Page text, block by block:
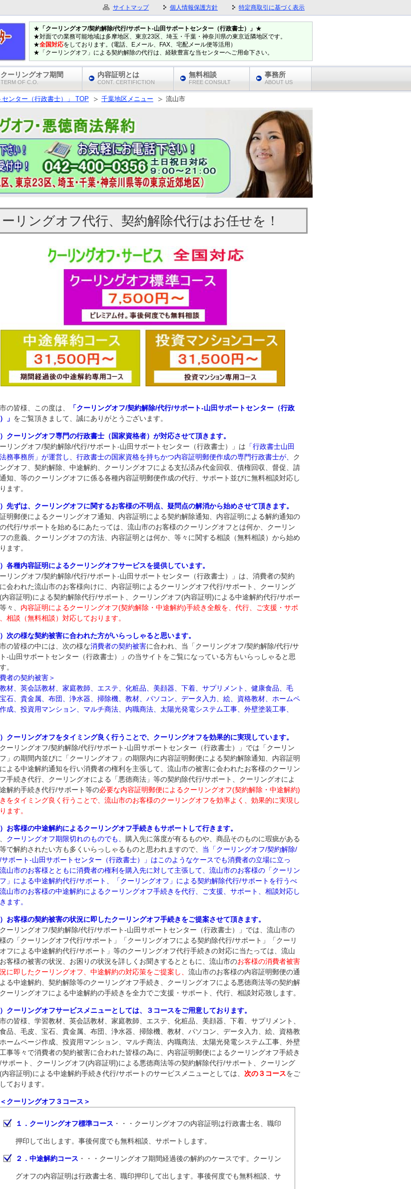
センター（行政書士）」 TOP 千葉地区メニュー 流山市
リングオフ代行、契約解除代行はお任せを！
の皆様、この度は、
「クーリングオフ/契約解除/代行/サポート‐山田サポートセンター（行政
」 をご覧頂きまして、誠にありがとうございます。
）クーリングオフ専門の行政書士（国家資格者）が対応させて頂きます。
ーリングオフ/契約解除/代行/サポート‐山田サポートセンター（行政書士）」は 「行政書士山田
務事務所」が運営し、行政書士の国家資格を持ちかつ内容証明郵便作成の専門行政書士が、 ク
グオフ、契約解除、中途解約、クーリングオフによる支払済み代金回収、債権回収、督促、請
知、等のクーリングオフに係る各種内容証明郵便作成の代行、サポート並びに無料相談対応し
ます。
）先ずは、クーリングオフに関するお客様の不明点、疑問点の解消から始めさせて頂きます。
明郵便によるクーリングオフ通知、内容証明による契約解除通知、内容証明による解約通知の
代行/サポートを始めるにあたっては、流山市のお客様のクーリングオフとは何か、クーリン
の意義、クーリングオフの方法、内容証明とは何か、等々に関する相談（無料相談）から始め
ます。
）各種内容証明によるクーリングオフサービスを提供しています。
ーリングオフ/契約解除/代行/サポート‐山田サポートセンター（行政書士）」は、消費者の契約
会われた流山市のお客様向けに、内容証明によるクーリングオフ代行/サポート、クーリング
内容証明)による契約解除代行/サポート、クーリングオフ(内容証明)による中途解約代行/サポー
々、 内容証明によるクーリングオフ(契約解除・中途解約)手続き全般を、代行、ご支援・サポ
相談（無料相談）対応しております。
）次の様な契約被害に合われた方がいらっしゃると思います。
の皆様の中には、次の様な消費者の契約被害に合われ、当「クーリングオフ/契約解除/代行/サ
‐山田サポートセンター（行政書士）」の当サイトをご覧になっている方もいらっしゃると思
。
者の契約被害＞
材、英会話教材、家庭教師、エステ、化粧品、美顔器、下着、サプリメント、健康食品、毛
石、貴金属、布団、浄水器、掃除機、教材、パソコン、データ入力、絵、資格教材、ホームペ
成、投資用マンション、マルチ商法、内職商法、太陽光発電システム工事、外壁塗装工事、
）クーリングオフをタイミング良く行うことで、クーリングオフを効果的に実現しています。
ーリングオフ/契約解除/代行/サポート‐山田サポートセンター（行政書士）」では「クーリン
」の期間内並びに「クーリングオフ」の期限内に内容証明郵便による契約解除通知、内容証明
よる中途解約通知を行い消費者の権利を主張して、流山市の被害に会われたお客様のクーリン
手続き代行、クーリングオによる「悪徳商法」等の契約除代行/サポート、クーリングオによ
解約手続き代行/サポート等の必要な内容証明郵便によるクーリングオフ(契約解除・中途解約)
をタイミング良く行うことで、流山市のお客様のクーリングオフを効率よく、効果的に実現し
ます。
）お客様の中途解約によるクーリングオフ手続きもサポートして行きます。
クーリングオフ期限切れのものでも、 購入先に落度が有るものや、商品そのものに瑕疵がある
で解約されたい方も多くいらっしゃるものと思われますので、 当「クーリングオフ/契約解除/
ポート‐山田サポートセンター（行政書士）」はこのようなケースでも消費者の立場に立っ
山市のお客様とともに消費者の権利を購入先に対して主張して、流山市のお客様の「クーリン
」による中途解約代行/サポート、「クーリングオフ」による契約解除代行/サポートを行うべ
山市のお客様の中途解約によるクーリングオフ手続きを代行、ご支援、サポート、相談対応し
ます。
）お客様の契約被害の状況に即したクーリングオフ手続きをご提案させて頂きます。
ーリングオフ/契約解除/代行/サポート‐山田サポートセンター（行政書士）」では、流山市の
の「クーリングオフ代行/サポート」「クーリングオフによる契約除代行/サポート」「クーリ
フによる中途解約代行/サポート」等のクーリングオフ代行手続きの対応に当たっては、流山
客様の被害の状況、お困りの状況を詳しくお聞きするとともに、流山市のお客様の消費者被害
に即したクーリングオフ、中途解約の対応策をご提案し、 流山市のお客様の内容証明郵便の通
る中途解約、契約解除等のクーリングオフ手続き、クーリングオフによる悪徳商法等の契約解
ーリングオフによる中途解約の手続きを全力でご支援・サポート、代行、相談対応致します。
）クーリングオフサービスメニューとしては、３コースをご用意しております。
の皆様、学習教材、英会話教材、家庭教師、エステ、化粧品、美顔器、下着、サプリメント、
品、毛皮、宝石、貴金属、布団、浄水器、掃除機、教材、パソコン、データ入力、絵、資格教
ームページ作成、投資用マンション、マルチ商法、内職商法、太陽光発電システム工事、外壁
事等々で消費者の契約被害に合われた皆様の為に、内容証明郵便によるクーリングオフ手続き
ポート、クーリングオフ(内容証明)による悪徳商法等の契約解除代行/サポート、クーリング
内容証明)による中途解約手続き代行/サポートのサービスメニューとしては、 次の３コースをご
ております。
ーリングオフ３コース＞
１．クーリングオフ標準コース ・・・クーリングオフの内容証明は行政書士名、職印
押印して出します。事後何度でも無料相談、サポートします。
２．中途解約コース ・・・クーリングオフ期間経過後の解約のケースです。クーリン
グオフの内容証明は行政書士名、職印押印して出します。事後何度でも無料相談、サ
サイトマップ 個人情報保護方針 特定商取引に基づく表示
★ 「クーリングオフ/契約解除/代行/サポート‐山田サポートセンター（行政書士）」 ★
★対面での業務可能地域は多摩地区、東京23区、埼玉・千葉・神奈川県の東京近隣地区です。
★全国対応をしております。(電話、Eメール、FAX、宅配メール便等活用）
★「クーリングオフ」による契約解除の代行は、経験豊富な当センターへご用命下さい。
クーリングオフ期間
TERM OF C.O.
内容証明とは
CONT. CERTIFICTION
無料相談
FREE CONSULT
事務所
ABOUT US